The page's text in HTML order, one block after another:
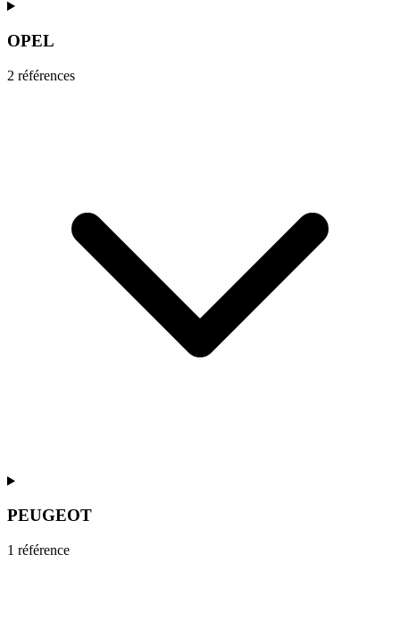
OPEL
2 références
PEUGEOT
1 référence